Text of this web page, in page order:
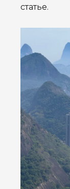
статье.